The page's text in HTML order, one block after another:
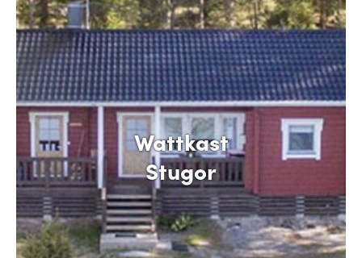
Wattkast
Stugor